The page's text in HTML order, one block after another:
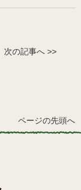
次の記事へ >>
ページの先頭へ